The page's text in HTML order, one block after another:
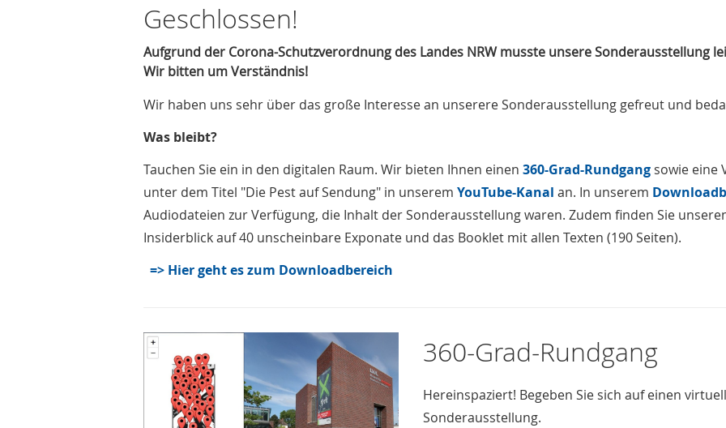
Geschlossen!
Aufgrund der Corona-Schutzverordnung des Landes NRW musste unsere Sonderausstellung
Wir bitten um Verständnis!
Wir haben uns sehr über das große Interesse an unserere Sonderausstellung gefreut und
Was bleibt?
Tauchen Sie ein in den digitalen Raum. Wir bieten Ihnen einen 360-Grad-Rundgang sowie eine
unter dem Titel "Die Pest auf Sendung" in unserem YouTube-Kanal an. In unserem
Audiodateien zur Verfügung, die Inhalt der Sonderausstellung waren. Zudem finden Sie
Insiderblick auf 40 unscheinbare Exponate und das Booklet mit allen Texten (190 Seiten).
=> Hier geht es zum Downloadbereich
360-Grad-Rundgang
Hereinspaziert! Begeben Sie sich auf einen
Sonderausstellung.